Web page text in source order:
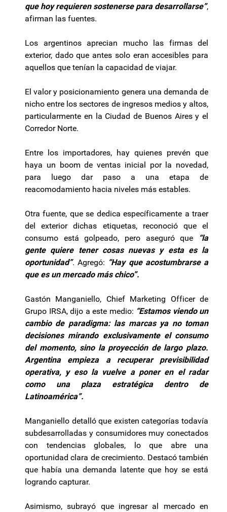
que hoy requieren sostenerse para desarrollarse”,
afirman las fuentes.
Los argentinos aprecian mucho las firmas del
exterior, dado que antes solo eran accesibles para
aquellos que tenían la capacidad de viajar.
El valor y posicionamiento genera una demanda de
nicho entre los sectores de ingresos medios y altos,
particularmente en la Ciudad de Buenos Aires y el
Corredor Norte.
Entre los importadores, hay quienes prevén que
haya un boom de ventas inicial por la novedad,
para luego dar paso a una etapa de
reacomodamiento hacia niveles más estables.
Otra fuente, que se dedica específicamente a traer
del exterior dichas etiquetas, reconoció que el
consumo está golpeado, pero aseguró que
“la
gente quiere tener cosas nuevas y esta es la
oportunidad”. Agregó: “Hay que acostumbrarse a
que es un mercado más chico”.
Gastón Manganiello, Chief Marketing Officer de
Grupo IRSA, dijo a este medio: “Estamos viendo un
cambio de paradigma: las marcas ya no toman
decisiones mirando exclusivamente el consumo
del momento, sino la proyección de largo plazo.
Argentina empieza a recuperar previsibilidad
operativa, y eso la vuelve a poner en el radar
como una plaza estratégica dentro de
Latinoamérica”.
Manganiello detalló que existen categorías todavía
subdesarrolladas y consumidores muy conectados
con tendencias globales, lo que abre una
oportunidad clara de crecimiento. Destacó también
que había una demanda latente que hoy se está
logrando capturar.
Asimismo, subrayó que ingresar al mercado en